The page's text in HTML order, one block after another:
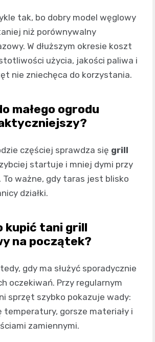
tak, bo dobry model węglowy
niż porównywalny
W dłuższym okresie koszt
użycia, jakości paliwa i
nie zniechęca do korzystania.
małego ogrodu
częściej sprawdza się grill
startuje i mniej dymi przy
To ważne, gdy taras jest blisko
działki.
kupić tani grill
na początek?
gdy ma służyć sporadycznie
oczekiwań. Przy regularnym
sprzęt szybko pokazuje wady:
temperatury, gorsze materiały i
zamiennymi.